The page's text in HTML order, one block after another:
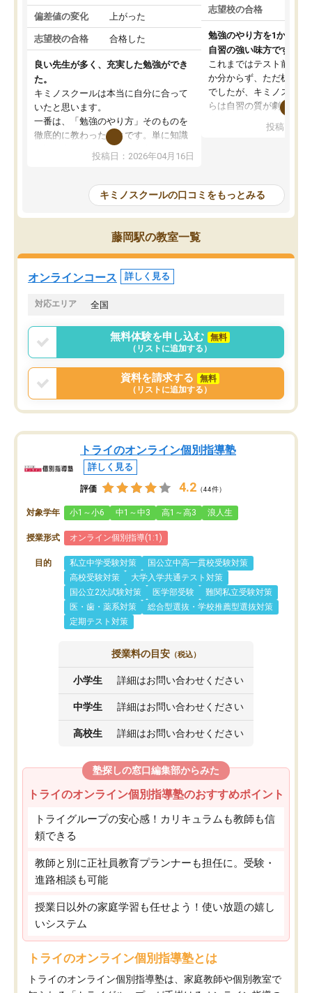
偏差値の変化 上がった
志望校の合格 合格した
良い先生が多く、充実した勉強ができ
た。
キミノスクールは本当に自分に合って
いたと思います。
一番は、「勉強のやり方」そのものを
徹底的に教わったことです。単に知識
を詰め込むのではなく、自学自習の習
慣が身につくよう並走してくれるの
はなくなりました。
講師の方との距離も近く、親身なコー
チングのおかげで、停滞期もモチベー
ションを維持できました。「やらされ
る勉強」から「目標のための勉強」へ
意識が変わったことが、目標校への合
投稿日：2026年04月16日
志望校の合格
勉強のやり方を1から教
自習の強い味方です。
これまではテスト前に何
か分からず、ただ机に座
でしたが、キミノスクー
らは自習の質が劇的に変
を明確にしてくれるの
の仕方をコーチングして
ルなので、家での学習習
身につきました。結果と
た。自分から学ぶ姿勢を
投稿日：
キミノスクールの口コミをもっとみる
藤岡駅の教室一覧
オンラインコース 詳しく見る
対応エリア 全国
無料体験を申し込む
無料
（リストに追加する）
資料を請求する
無料
（リストに追加する）
トライのオンライン個別指導塾
詳しく見る
評価 4.2 （44件）
対象学年 小1～小6 中1～中3 高1～高3 浪人生
授業形式 オンライン個別指導(1:1)
目的 私立中学受験対策
国公立中高一貫校受験対策
高校受験対策
大学入学共通テスト対策
国公立2次試験対策
医学部受験
難関私立受験対策
医・歯・薬系対策
総合型選抜・学校推薦型選抜対策
定期テスト対策
授業料の目安 （税込）
小学生 詳細はお問い合わせください
中学生 詳細はお問い合わせください
高校生 詳細はお問い合わせください
塾探しの窓口編集部からみた
トライのオンライン個別指導塾のおすすめポイント
トライグループの安心感！カリキュラムも教師も信
頼できる
教師と別に正社員教育プランナーも担任に。受験・
進路相談も可能
授業日以外の家庭学習も任せよう！使い放題の嬉し
いシステム
トライのオンライン個別指導塾とは
トライのオンライン個別指導塾は、家庭教師や個別教室で